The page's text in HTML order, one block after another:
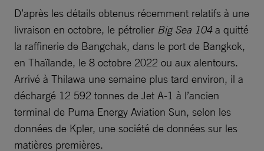
D’après les détails obtenus récemment relatifs à une
livraison en octobre, le pétrolier Big Sea 104a quitté
la raffinerie de Bangchak, dans le port de Bangkok,
en Thaïlande, le 8 octobre 2022 ou aux alentours.
Arrivé à Thilawa une semaine plus tard environ, il a
déchargé 12 592 tonnes de Jet A-1 à l’ancien
terminal de Puma Energy Aviation Sun, selon les
données de Kpler, une société de données sur les
matières premières.